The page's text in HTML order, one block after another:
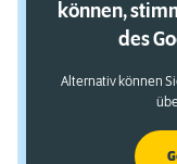
können,
des
Alternativ können